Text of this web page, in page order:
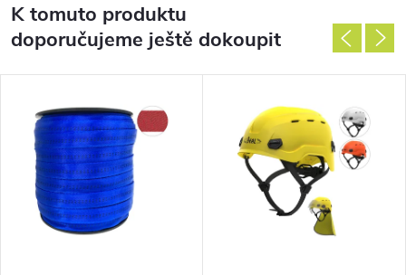
K tomuto produktu
doporučujeme ještě dokoupit